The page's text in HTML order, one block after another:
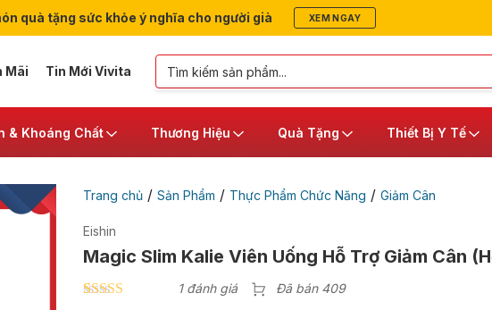
quà tặng sức khỏe ý nghĩa cho người già XEM NGAY
Mãi Tin Mới Vivita
& Khoáng Chất Thương Hiệu Quà Tặng Thiết Bị Y Tế
Trang chủ/ Sản Phẩm / Thực Phẩm Chức Năng / Giảm Cân
Eishin
Magic Slim Kalie Viên Uống Hỗ Trợ Giảm Cân
1 đánh giá Đã bán 409